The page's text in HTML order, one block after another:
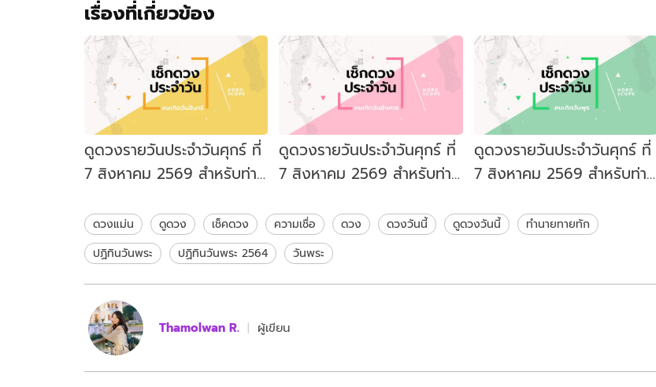
เรื่องที่เกี่ยวข้อง
ดูดวงรายวันประจำวันศุกร์ ที่
7 สิงหาคม 2569 สำหรับท่าน
ดูดวงรายวันประจำวันศุกร์ ที่
7 สิงหาคม 2569 สำหรับท่าน
ดูดวงรายวันประจำวันศุกร์ ที่
7 สิงหาคม 2569 สำหรับท่าน
ดวงแม่น ดูดวง เช็คดวง ความเชื่อ ดวง ดวงวันนี้ ดูดวงวันนี้
ทำนายทายทัก
ปฏิทินวันพระ
ปฏิทินวันพระ 2564 วันพระ
Thamolwan R. ผู้เขียน